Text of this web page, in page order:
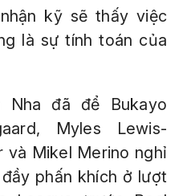
kỹ sẽ thấy việc
là sự tính toán của
Nha đã để Bukayo
Myles Lewis-
và Mikel Merino nghỉ
phấn khích ở lượt